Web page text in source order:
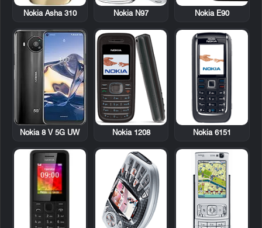
Nokia E90
Nokia N97
Nokia Asha 310
Nokia 6151
Nokia 1208
Nokia 8 V 5G UW